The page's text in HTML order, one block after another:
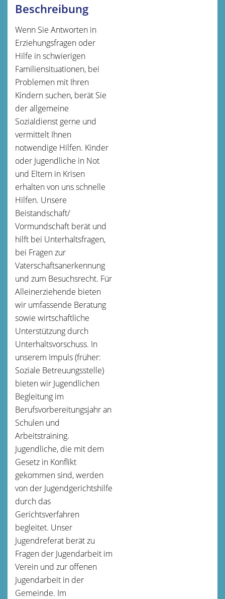
Beschreibung
Wenn Sie Antworten in
Erziehungsfragen oder
Hilfe in schwierigen
Familiensituationen, bei
Problemen mit Ihren
Kindern suchen, berät Sie
der allgemeine
Sozialdienst gerne und
vermittelt Ihnen
notwendige Hilfen. Kinder
oder Jugendliche in Not
und Eltern in Krisen
erhalten von uns schnelle
Hilfen. Unsere
Beistandschaft/
Vormundschaft berät und
hilft bei Unterhaltsfragen,
bei Fragen zur
Vaterschaftsanerkennung
und zum Besuchsrecht. Für
Alleinerziehende bieten
wir umfassende Beratung
sowie wirtschaftliche
Unterstützung durch
Unterhaltsvorschuss. In
unserem Impuls (früher:
Soziale Betreuungsstelle)
bieten wir Jugendlichen
Begleitung im
Berufsvorbereitungsjahr an
Schulen und
Arbeitstraining.
Jugendliche, die mit dem
Gesetz in Konflikt
gekommen sind, werden
von der Jugendgerichtshilfe
durch das
Gerichtsverfahren
begleitet. Unser
Jugendreferat berät zu
Fragen der Jugendarbeit im
Verein und zur offenen
Jugendarbeit in der
Gemeinde. Im